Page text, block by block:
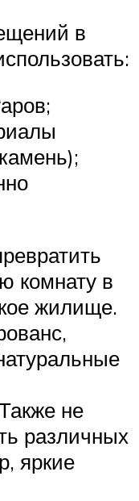
в
комнату в
жилище.
не
различных
яркие